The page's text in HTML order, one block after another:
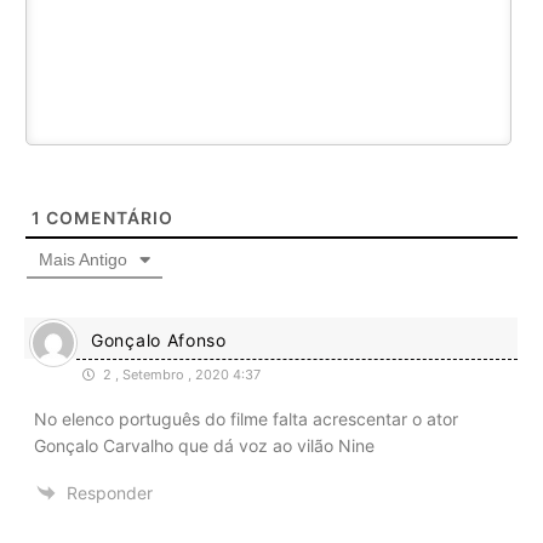
1 COMENTÁRIO
Mais Antigo
Gonçalo Afonso
2 , Setembro , 2020 4:37
No elenco português do filme falta acrescentar o ator
Gonçalo Carvalho que dá voz ao vilão Nine
Responder